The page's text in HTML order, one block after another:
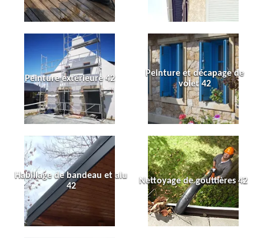
Peinture extérieure 42
Peinture et décapage de
volet 42
Habillage de bandeau et alu
42
Nettoyage de gouttières 42